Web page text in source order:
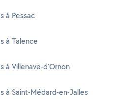
à Pessac
à Talence
à Villenave-d'Ornon
à Saint-Médard-en-Jalles